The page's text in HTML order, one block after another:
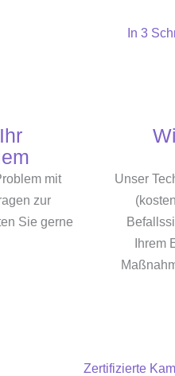
In 3
mit
zur
Sie gerne
Unser
Ihrem
Zertifizierte